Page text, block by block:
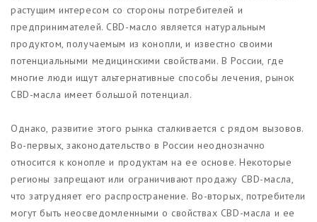
растущим интересом со стороны потребителей и
предпринимателей. CBD-масло является натуральным
продуктом, получаемым из конопли, и известно своими
потенциальными медицинскими свойствами. В России, где
многие люди ищут альтернативные способы лечения, рынок
CBD-масла имеет большой потенциал.
Однако, развитие этого рынка сталкивается с рядом вызовов.
Во-первых, законодательство в России неоднозначно
относится к конопле и продуктам на ее основе. Некоторые
регионы запрещают или ограничивают продажу CBD-масла,
что затрудняет его распространение. Во-вторых, потребители
могут быть неосведомленными о свойствах CBD-масла и ее